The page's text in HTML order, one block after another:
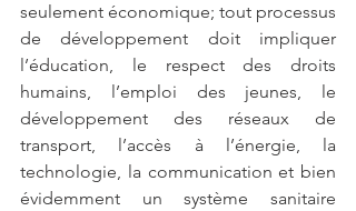
seulement économique; tout processus
de développement doit impliquer
l’éducation, le respect des droits
humains, l’emploi des jeunes, le
développement des réseaux de
transport, l’accès à l’énergie, la
technologie, la communication et bien
évidemment un système sanitaire